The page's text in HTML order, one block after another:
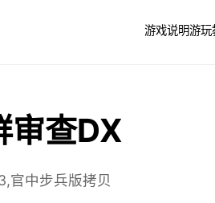
游戏说明游玩
审查DX
官中步兵版拷贝